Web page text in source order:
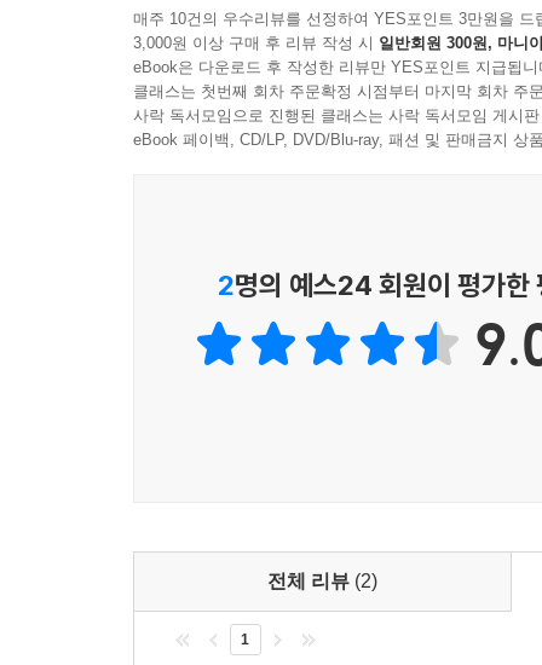
매주 10건의 우수리뷰를 선정하여 YES포인트 3만원을 드
3,000원 이상 구매 후 리뷰 작성 시 일반회원 300원, 마니
eBook은 다운로드 후 작성한 리뷰만 YES포인트 지급됩니
클래스는 첫번째 회차 주문확정 시점부터 마지막 회차 주
사락 독서모임으로 진행된 클래스는 사락 독서모임 게시
eBook 페이백, CD/LP, DVD/Blu-ray, 패션 및 판매금지 상
2명의 예스24 회원이 평가한
전체 리뷰 (2)
1